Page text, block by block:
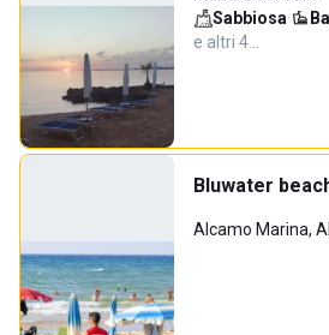
Sabbiosa·
e altri 4…
Bluwater
Alcamo Marina,